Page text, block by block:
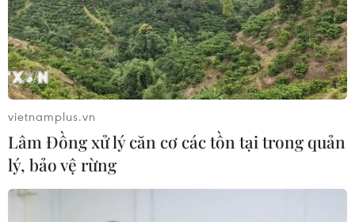
đàm với các doanh nghiệp hàng đầu của Hàn Quốc.
vietnamplus.vn
Lâm Đồng xử lý căn cơ các tồn tại trong quản
lý, bảo vệ rừng